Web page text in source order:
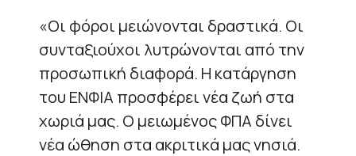
«Οι φόροι μειώνονται δραστικά. Οι
συνταξιούχοι λυτρώνονται από την
προσωπική διαφορά. Η κατάργηση
του ΕΝΦΙΑ προσφέρει νέα ζωή στα
χωριά μας. Ο μειωμένος ΦΠΑ δίνει
νέα ώθηση στα ακριτικά μας νησιά.